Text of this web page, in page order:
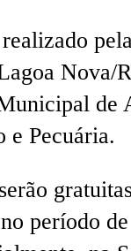
Nova/
de
e Pecuária.
período